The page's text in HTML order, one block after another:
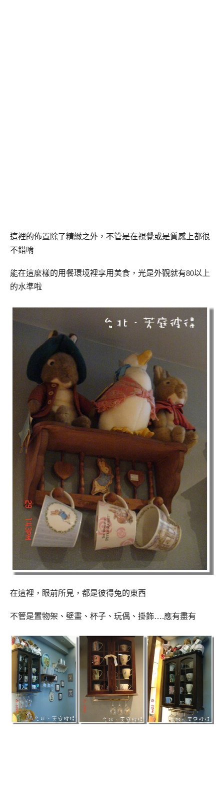
這裡的佈置除了精緻之外，不管是在視覺或是質感上都很
不錯唷
能在這麼樣的用餐環境裡享用美食，光是外觀就有80以上
的水準啦
在這裡，眼前所見，都是彼得兔的東西
不管是置物架、壁畫、杯子、玩偶、掛飾….應有盡有